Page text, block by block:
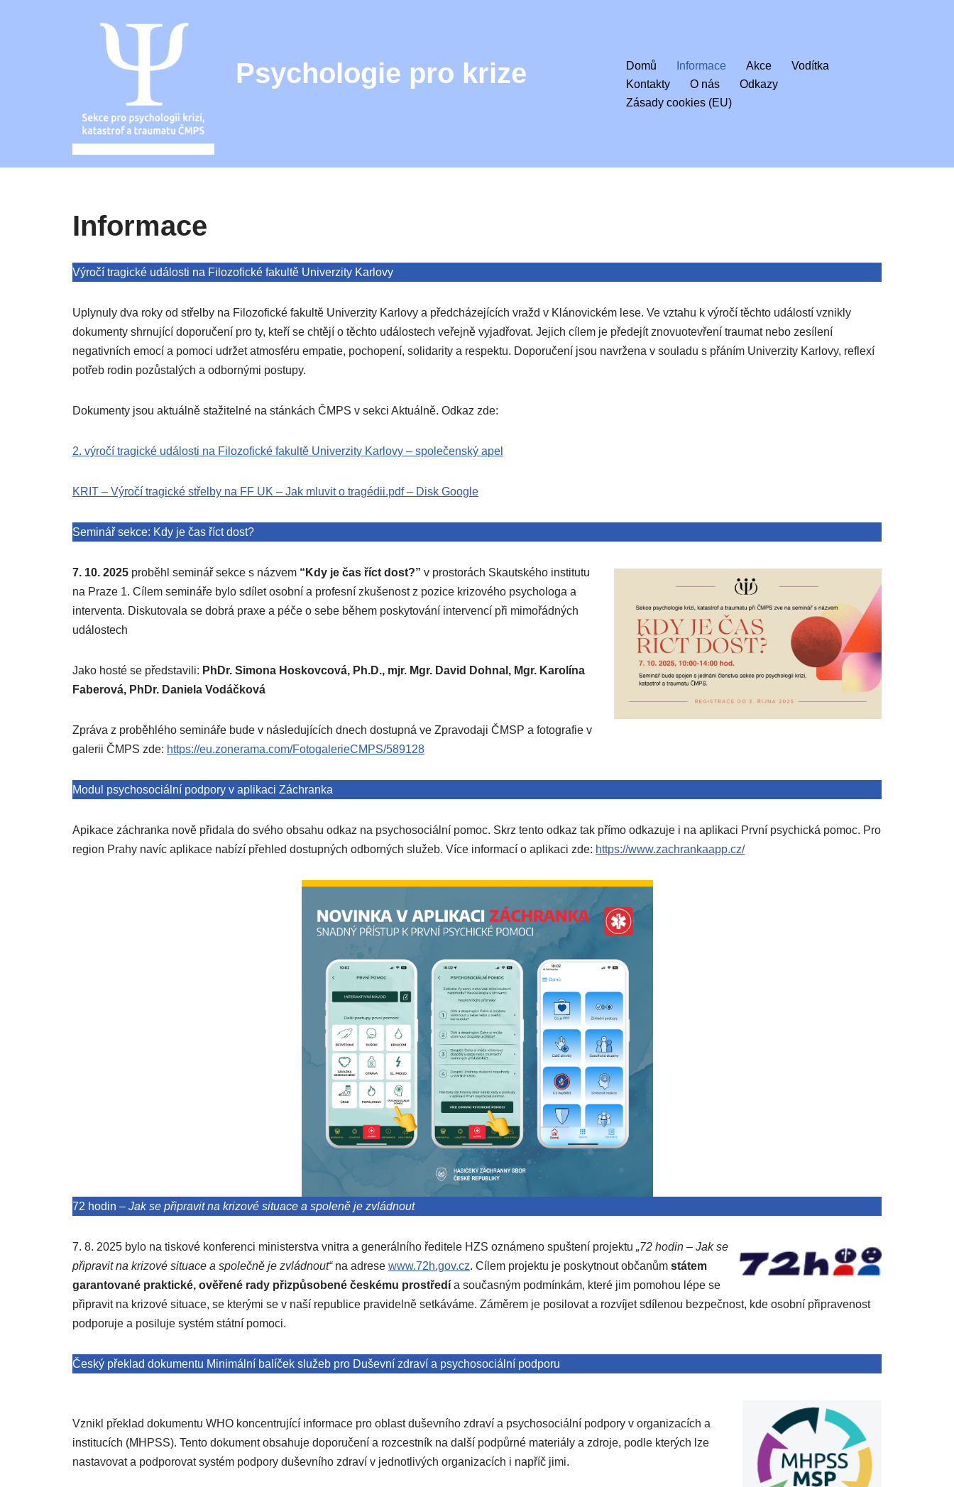
Psychologie pro krize Domů Informace Akce
Vodítka
Kontakty
O nás
Odkazy
Zásady cookies (EU)
Informace
Výročí tragické události na Filozofické fakultě Univerzity Karlovy
Uplynuly dva roky od střelby na Filozofické fakultě Univerzity Karlovy a předcházejících vražd v Klánovickém lese. Ve vztahu k výročí těchto událostí vznikly
dokumenty shrnující doporučení pro ty, kteří se chtějí o těchto událostech veřejně vyjadřovat. Jejich cílem je předejít znovuotevření traumat nebo zesílení
negativních emocí a pomoci udržet atmosféru empatie, pochopení, solidarity a respektu. Doporučení jsou navržena v souladu s přáním Univerzity Karlovy, reflexí
potřeb rodin pozůstalých a odbornými postupy.
Dokumenty jsou aktuálně stažitelné na stánkách ČMPS v sekci Aktuálně. Odkaz zde:
2. výročí tragické události na Filozofické fakultě Univerzity Karlovy – společenský apel
KRIT – Výročí tragické střelby na FF UK – Jak mluvit o tragédii.pdf – Disk Google
Seminář sekce: Kdy je čas říct dost?
7. 10. 2025 proběhl seminář sekce s názvem “Kdy je čas říct dost?” v prostorách Skautského institutu
na Praze 1. Cílem semináře bylo sdílet osobní a profesní zkušenost z pozice krizového psychologa a
interventa. Diskutovala se dobrá praxe a péče o sebe během poskytování intervencí při mimořádných
událostech
Jako hosté se představili: PhDr. Simona Hoskovcová, Ph.D., mjr. Mgr. David Dohnal, Mgr. Karolína
Faberová, PhDr. Daniela Vodáčková
Zpráva z proběhlého semináře bude v následujících dnech dostupná ve Zpravodaji ČMSP a fotografie v
galerii ČMPS zde: https://eu.zonerama.com/FotogalerieCMPS/589128
Modul psychosociální podpory v aplikaci Záchranka
Apikace záchranka nově přidala do svého obsahu odkaz na psychosociální pomoc. Skrz tento odkaz tak přímo odkazuje i na aplikaci První psychická pomoc. Pro
region Prahy navíc aplikace nabízí přehled dostupných odborných služeb. Více informací o aplikaci zde: https://www.zachrankaapp.cz/
72 hodin – Jak se připravit na krizové situace a spoleně je zvládnout
7. 8. 2025 bylo na tiskové konferenci ministerstva vnitra a generálního ředitele HZS oznámeno spuštení projektu „72 hodin – Jak se
připravit na krizové situace a společně je zvládnout“na adrese www.72h.gov.cz. Cílem projektu je poskytnout občanům státem
garantované praktické, ověřené rady přizpůsobené českému prostředí a současným podmínkám, které jim pomohou lépe se
připravit na krizové situace, se kterými se v naší republice pravidelně setkáváme. Záměrem je posilovat a rozvíjet sdílenou bezpečnost, kde osobní připravenost
podporuje a posiluje systém státní pomoci.
Český překlad dokumentu Minimální balíček služeb pro Duševní zdraví a psychosociální podporu
Vznikl překlad dokumentu WHO koncentrující informace pro oblast duševního zdraví a psychosociální podpory v organizacích a
institucích (MHPSS). Tento dokument obsahuje doporučení a rozcestník na další podpůrné materiály a zdroje, podle kterých lze
nastavovat a podporovat systém podpory duševního zdraví v jednotlivých organizacích i napříč jimi.